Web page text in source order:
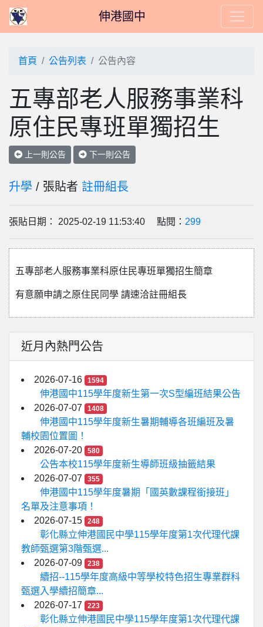
伸港國中
首頁 公告列表 公告內容
五專部老人服務事業科
原住民專班單獨招生
上一則公告 下一則公告
升學 / 張貼者 註冊組長
張貼日期： 2025-02-19 11:53:40 點閱： 299
五專部老人服務事業科原住民專班單獨招生簡章
有意願申請之原住民同學 請速洽註冊組長
近月內熱門公告
2026-07-16 1594
伸港國中115學年度新生第一次S型編班結果公告
2026-07-07
1408
伸港國中115學年度新生暑期輔導各班編班及暑
輔校園位置圖！
2026-07-20
580
公告本校115學年度新生導師班級抽籤結果
2026-07-07
355
伸港國中115學年度暑期「國英數課程銜接班」
名單及注意事項！
2026-07-15
248
彰化縣立伸港國民中學115學年度第1次代理代課
教師甄選第3階甄選...
2026-07-09
238
續招--115學年度高級中等學校特色招生專業群科
甄選入學續招簡章...
2026-07-17
223
彰化縣立伸港國民中學115學年度第1次代理代課